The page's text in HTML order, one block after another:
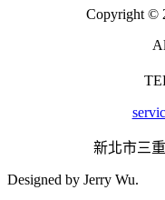
Copyright ©
新北市三
Designed by Jerry Wu.